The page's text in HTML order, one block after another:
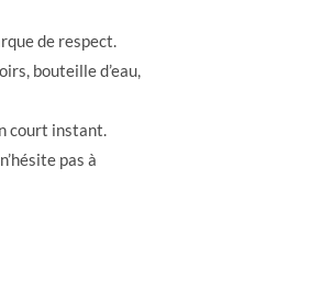
de respect.
bouteille d’eau,
court instant.
pas à